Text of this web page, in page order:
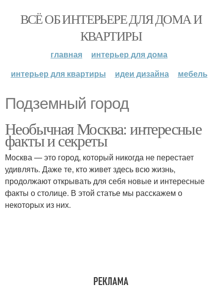
ВСЁ ОБ ИНТЕРЬЕРЕ ДЛЯ ДОМА И
КВАРТИРЫ
главная
интерьер для дома
интерьер для квартиры
идеи дизайна мебель
Подземный город
Необычная Москва: интересные
факты и секреты
Москва — это город, который никогда не перестает
удивлять. Даже те, кто живет здесь всю жизнь,
продолжают открывать для себя новые и интересные
факты о столице. В этой статье мы расскажем о
некоторых из них.